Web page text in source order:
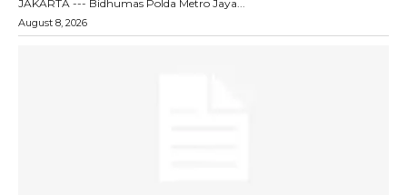
JAKARTA --- Bidhumas Polda Metro Jaya...
August 8, 2026